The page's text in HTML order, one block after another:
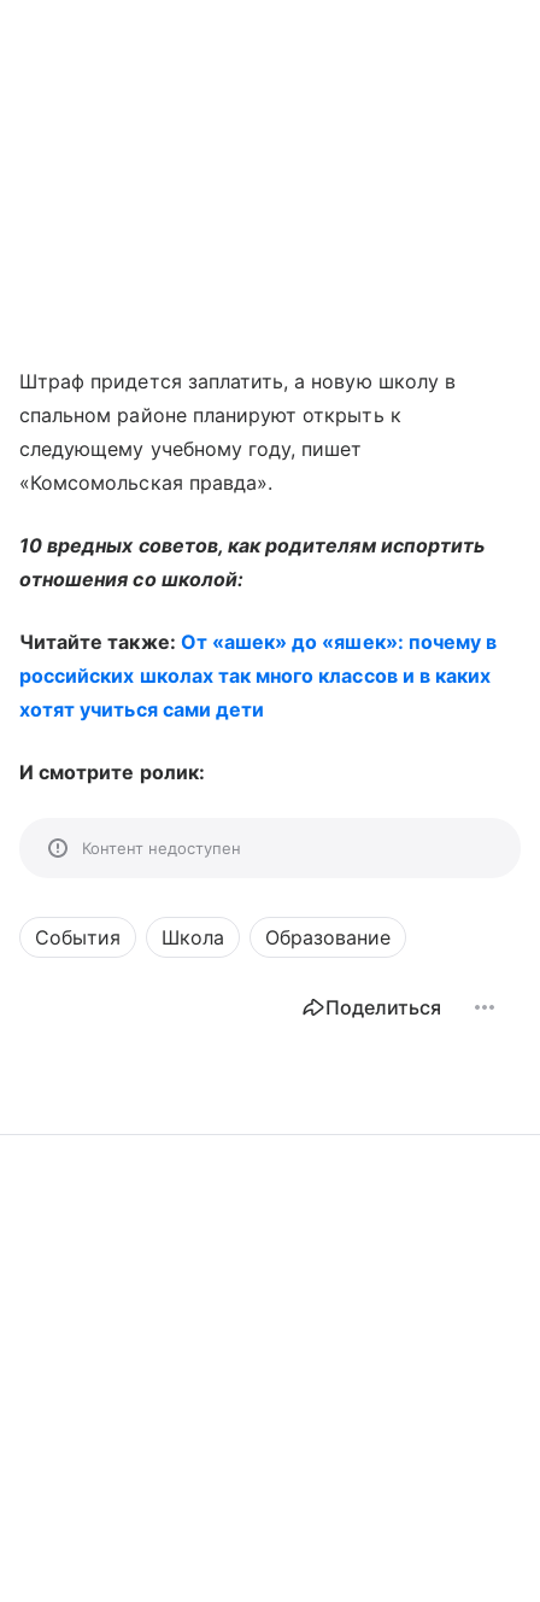
Штраф придется заплатить, а новую школу в
спальном районе планируют открыть к
следующему учебному году, пишет
«Комсомольская правда».
10 вредных советов, как родителям испортить
отношения со школой:
Читайте также: От «ашек» до «яшек»: почему в
российских школах так много классов и в каких
хотят учиться сами дети
И смотрите ролик:
Контент недоступен
События Школа Образование
Поделиться